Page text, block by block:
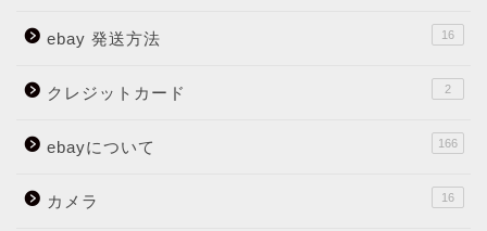
ebay 発送方法 16
クレジットカード 2
ebayについて 166
カメラ 16